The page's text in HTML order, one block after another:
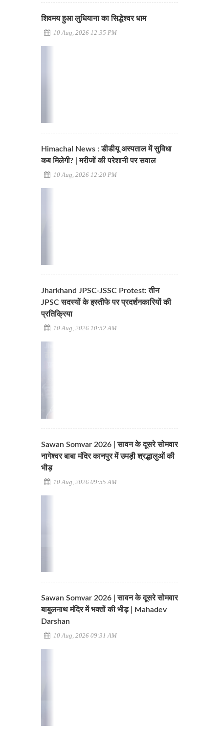
शिवमय हुआ लुधियाना का सिद्धेश्वर धाम
10 Aug, 2026 12:35 PM
Himachal News : डीडीयू अस्पताल में सुविधा
कब मिलेगी? | मरीजों की परेशानी पर सवाल
10 Aug, 2026 12:20 PM
Jharkhand JPSC-JSSC Protest: तीन
JPSC सदस्यों के इस्तीफे पर प्रदर्शनकारियों की
प्रतिक्रिया
10 Aug, 2026 10:52 AM
Sawan Somvar 2026 | सावन के दूसरे सोमवार
नागेश्वर बाबा मंदिर कानपुर में उमड़ी श्रद्धालुओं की
भीड़
10 Aug, 2026 09:55 AM
Sawan Somvar 2026 | सावन के दूसरे सोमवार
बाबुलनाथ मंदिर में भक्तों की भीड़ | Mahadev
Darshan
10 Aug, 2026 09:31 AM